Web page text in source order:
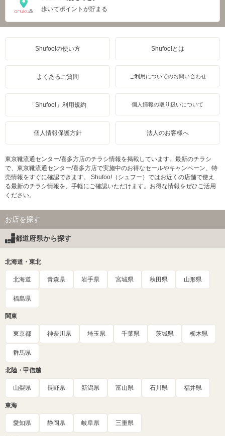
歩いてポイントが貯まる
Shufoo!の使い方 Shufoo!とは
よくあるご質問 ご利用についてのお問い合わせ
「Shufoo!」利用規約 個人情報の取り扱いについて
個人情報保護方針 法人のお客様へ
東京靴流通センター/喜多方店のチラシ情報を掲載しています。最新のチラシ
で、東京靴流通センター/喜多方店で実施中のお得なセールやキャンペーン、特
売情報をすぐに確認できます。 Shufoo!（シュフー）ではお近くの店舗で使え
る最新のチラシ情報を、手軽にご確認いただけます。お得な情報をぜひご活用
ください。
お店を探す
都道府県から探す
北海道・東北
北海道 青森県 岩手県 宮城県 秋田県 山形県
福島県
関東
東京都 神奈川県 埼玉県 千葉県 茨城県 栃木県
群馬県
北陸・甲信越
山梨県 長野県 新潟県 富山県 石川県 福井県
東海
愛知県 静岡県 岐阜県 三重県